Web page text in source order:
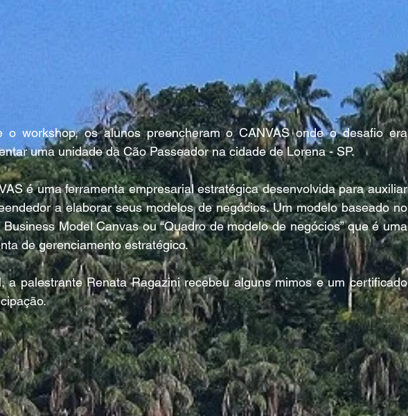
o workshop, os alunos preencheram o CANVAS onde o desafio era
uma unidade da Cão Passeador na cidade de Lorena - SP.
é uma ferramenta empresarial estratégica desenvolvida para auxiliar
a elaborar seus modelos de negócios. Um modelo baseado no
Business Model Canvas ou “Quadro de modelo de negócios” que é uma
de gerenciamento estratégico.
a palestrante Renata Ragazini recebeu alguns mimos e um certificado